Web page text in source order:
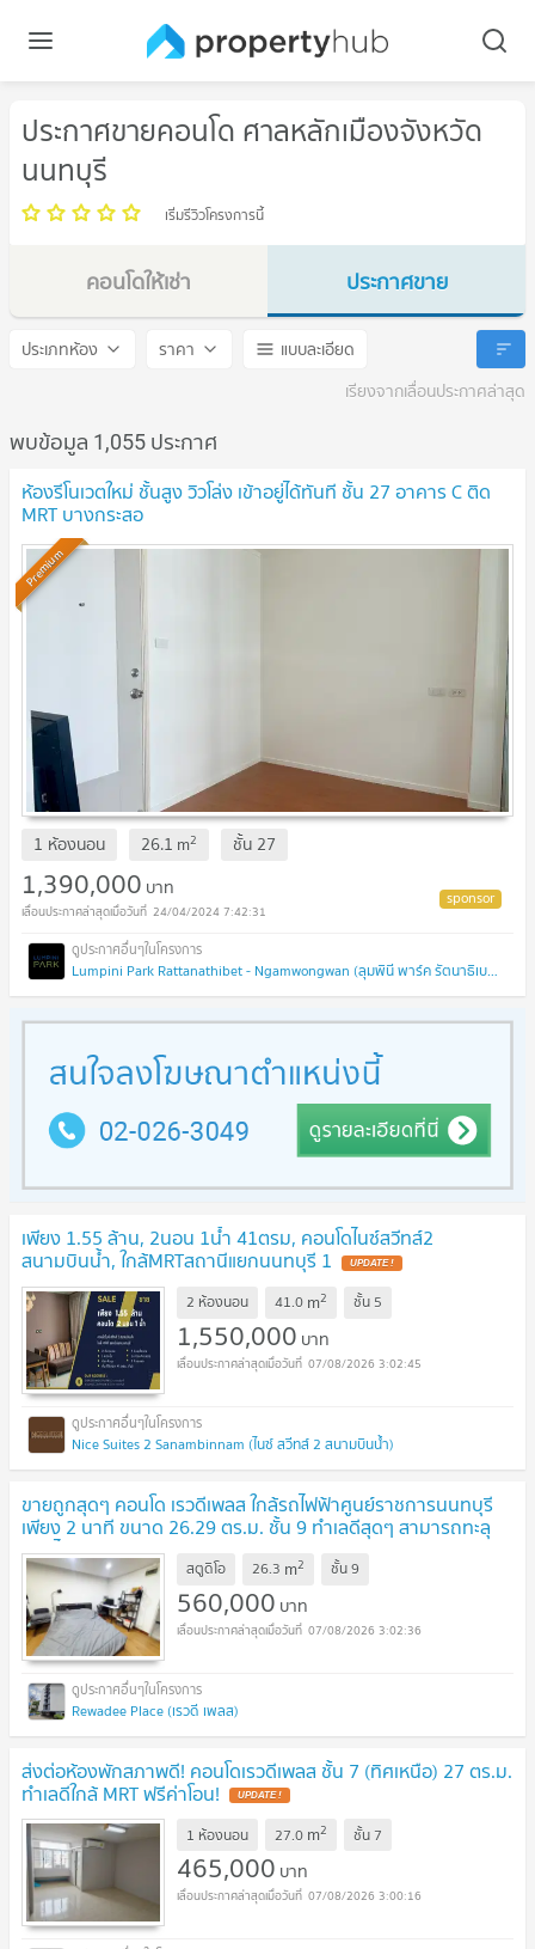
ประกาศขายคอนโด ศาลหลักเมืองจังหวัด
นนทบุรี
เริ่มรีวิวโครงการนี้
คอนโดให้เช่า
ศาลหลักเมืองจังหวัดนนทบุรี
ประกาศขาย
ศาลหลักเมืองจังหวัดนนทบุรี
ประเภทห้อง ราคา
แบบละเอียด
เรียงจากเลื่อนประกาศล่าสุด
พบข้อมูล 1,055 ประกาศ
ห้องรีโนเวตใหม่ ชั้นสูง วิวโล่ง เข้าอยู่ได้ทันที ชั้น 27 อาคาร C ติด
MRT บางกระสอ
Premium
1 ห้องนอน 26.1 m2 ชั้น 27
1,390,000 บาท
24/04/2024 7:42:31
Lumpini Park Rattanathibet - Ngamwongwan (ลุมพินี พาร์ค รัตนาธิเบศร์ - งามวงศ์วาน)
เพียง 1.55 ล้าน, 2นอน 1น้ำ 41ตรม, คอนโดไนซ์สวีทส์2
สนามบินน้ำ, ใกล้MRTสถานีแยกนนทบุรี 1 UPDATE !
2 ห้องนอน 41.0 m2 ชั้น 5
1,550,000 บาท
07/08/2026 3:02:45
Nice Suites 2 Sanambinnam (ไนซ์ สวีทส์ 2 สนามบินน้ำ)
ขายถูกสุดๆ คอนโด เรวดีเพลส ใกล้รถไฟฟ้าศูนย์ราชการนนทบุรี
เพียง 2 นาที ขนาด 26.29 ตร.ม. ชั้น 9 ทำเลดีสุดๆ สามารถทะลุ
ออกได้หลายเส้นทาง
สตูดิโอ 26.3 m2 ชั้น9
560,000 บาท
07/08/2026 3:02:36
Rewadee Place (เรวดี เพลส)
ส่งต่อห้องพักสภาพดี! คอนโดเรวดีเพลส ชั้น 7 (ทิศเหนือ) 27 ตร.ม.
ทำเลดีใกล้ MRT ฟรีค่าโอน! UPDATE !
1 ห้องนอน 27.0 m2 ชั้น 7
465,000 บาท
07/08/2026 3:00:16